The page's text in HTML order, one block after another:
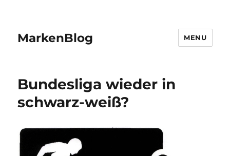
MarkenBlog MENU
Bundesliga wieder in
schwarz-weiß?